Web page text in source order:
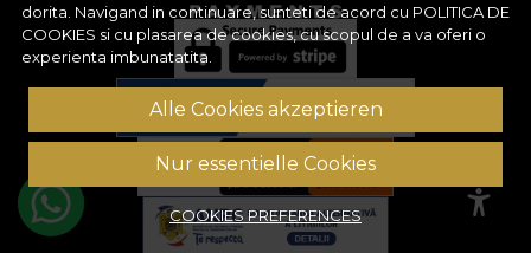
dorita. Navigand in continuare, sunteti de acord cu POLITICA DE
COOKIES si cu plasarea de cookies, cu scopul de a va oferi o
experienta imbunatatita.
Alle Cookies akzeptieren
Nur essentielle Cookies
COOKIES PREFERENCES